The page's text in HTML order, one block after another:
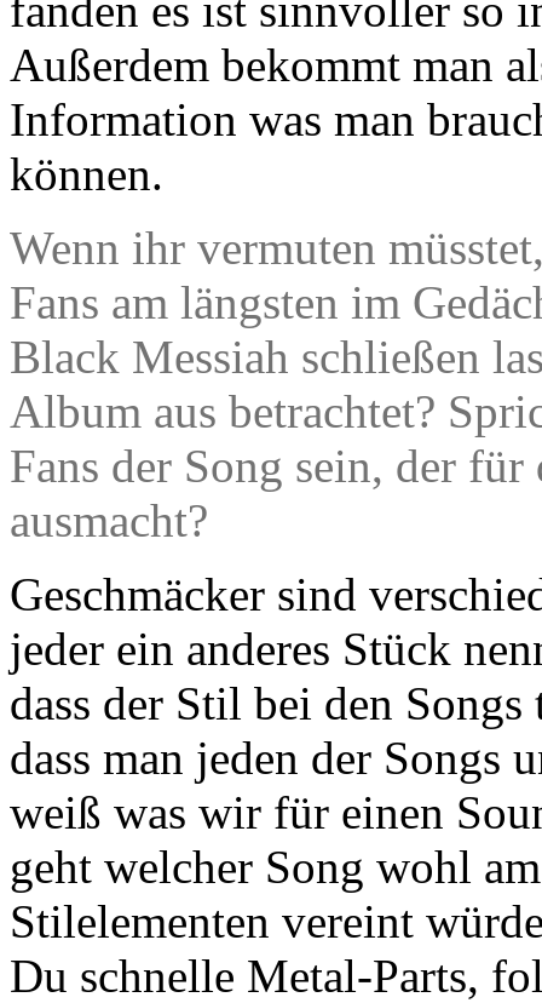
Außerdem bekommt man
Information was man
können.
Wenn ihr vermuten
Fans am längsten im
Black Messiah schließen
Album aus betrachtet?
Fans der Song sein, der
ausmacht?
Geschmäcker sind
jeder ein anderes Stück
dass der Stil bei den
dass man jeden der Songs
weiß was wir für einen
geht welcher Song wohl
Stilelementen vereint
Du schnelle Metal-Parts,